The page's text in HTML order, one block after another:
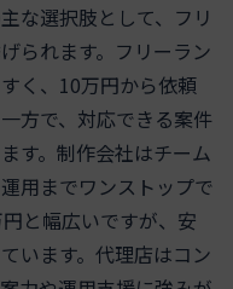
な選択肢として、フリ
られます。フリーラン
く、10万円から依頼
方で、対応できる案件
す。制作会社はチーム
用までワンストップで
と幅広いですが、安
います。代理店はコン